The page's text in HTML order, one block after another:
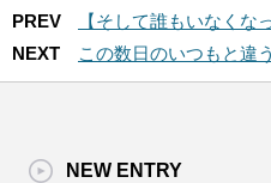
PREV
【そして誰もいなく
NEXT
この数日のいつもと違
NEW ENTRY